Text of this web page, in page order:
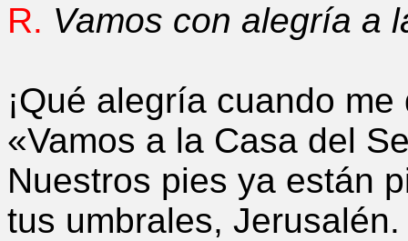
R. Vamos con alegría a
¡Qué alegría cuando me
«Vamos a la Casa del
Nuestros pies ya están
tus umbrales,